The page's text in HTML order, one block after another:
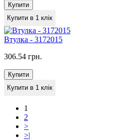
Купити
Купити в 1 клік
Втулка - 3172015
306.54 грн.
Купити
Купити в 1 клік
1
2
>
>|